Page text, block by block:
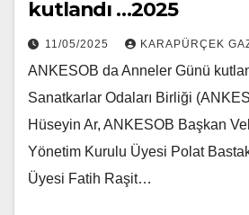
kutlandı …2025
11/05/2025 KARAPÜRÇEK
ANKESOB da Anneler Günü
Sanatkarlar Odaları Birliği
Hüseyin Ar, ANKESOB Başkan
Yönetim Kurulu Üyesi Polat
Üyesi Fatih Raşit…